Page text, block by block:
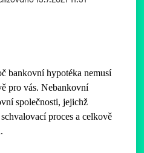
bankovní hypotéka nemusí
pro vás. Nebankovní
společnosti, jejichž
proces a celkově